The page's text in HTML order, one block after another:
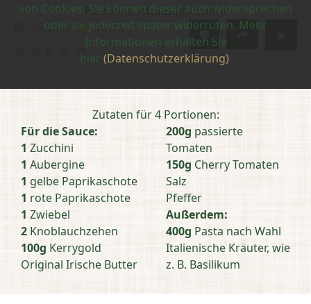
von Cookies. Sie können dieser auch widersprechen
oder sie jederzeit später widerrufen. Mehr
Informationen erhalten Sie
hier (Datenschutzerklärung).
Pasta mit Ratatouille Sauce
Zubereitungszeit:
45 Min Schwierigkeit:
mittel
Zutaten für 4 Portionen:
Für die Sauce:
1 Zucchini
1 Aubergine
1 gelbe Paprikaschote
1 rote Paprikaschote
1 Zwiebel
2 Knoblauchzehen
100g Kerrygold
Original Irische Butter
200g passierte
Tomaten
150g Cherry Tomaten
Salz
Pfeffer
Außerdem:
400g Pasta nach Wahl
Italienische Kräuter, wie
z. B. Basilikum